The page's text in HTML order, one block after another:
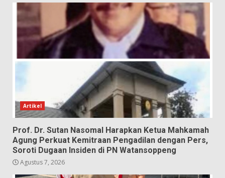
Artikel
Prof. Dr. Sutan Nasomal Harapkan Ketua Mahkamah
Agung Perkuat Kemitraan Pengadilan dengan Pers,
Soroti Dugaan Insiden di PN Watansoppeng
Agustus 7, 2026